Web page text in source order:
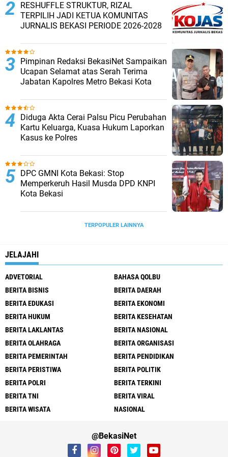
RESHUFFLE STRUKTUR, RIZAL
TERPILIH JADI KETUA KOMUNITAS
JURNALIS BEKASI PERIODE 2026-2028 ‎
Pimpinan Redaksi BekasiNet Sampaikan
Ucapan Selamat atas Serah Terima
Jabatan Kapolres Metro Bekasi Kota
Diduga Akta Cerai Palsu Picu Perubahan
Kartu Keluarga, Kuasa Hukum Laporkan
Kasus ke Polres
DPC GMNI Kota Bekasi: Stop
Memperkeruh Hasil Musda DPD KNPI
Kota Bekasi
TERPOPULER LAINNYA
JELAJAHI
ADVETORIAL
BAHASA QOLBU
BERITA BISNIS
BERITA DAERAH
BERITA EDUKASI
BERITA EKONOMI
BERITA HUKUM
BERITA KESEHATAN
BERITA LAKLANTAS
BERITA NASIONAL
BERITA OLAHRAGA
BERITA ORGANISASI
BERITA PEMERINTAH
BERITA PENDIDIKAN
BERITA PERISTIWA
BERITA POLITIK
BERITA POLRI
BERITA TERKINI
BERITA TNI
BERITA VIRAL
BERITA WISATA
NASIONAL
@BekasiNet